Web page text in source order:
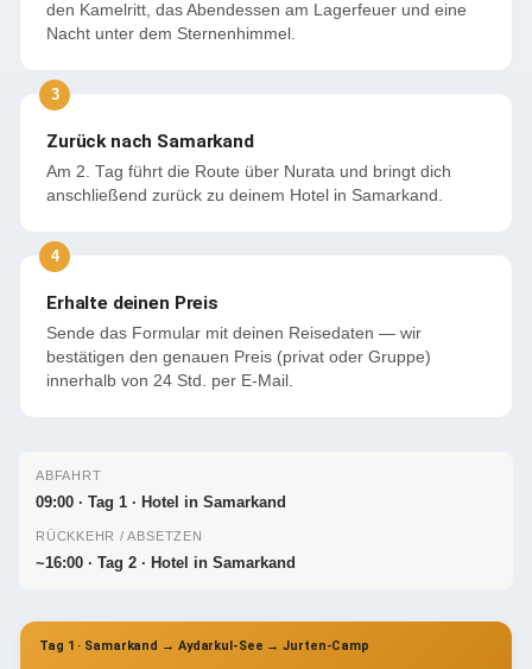
den Kamelritt, das Abendessen am Lagerfeuer und eine
Nacht unter dem Sternenhimmel.
Zurück nach Samarkand
Am 2. Tag führt die Route über Nurata und bringt dich
anschließend zurück zu deinem Hotel in Samarkand.
Erhalte deinen Preis
Sende das Formular mit deinen Reisedaten — wir
bestätigen den genauen Preis (privat oder Gruppe)
innerhalb von 24 Std. per E-Mail.
ABFAHRT
09:00 · Tag 1 · Hotel in Samarkand
RÜCKKEHR / ABSETZEN
~16:00 · Tag 2 · Hotel in Samarkand
Tag 1 · Samarkand → Aydarkul-See → Jurten-Camp